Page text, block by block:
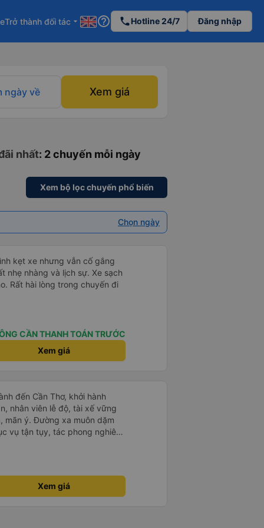
Trở thành đối tác arrow_drop_down help_outline phoneHotline 24/7 Đăng nhập
ngày về Xem giá
nhất: 2 chuyến mỗi ngày
Xem bộ lọc chuyến phổ biến
Chọn ngày
kẹt xe nhưng vẫn cố gắng
nhẹ nhàng và lịch sự. Xe sạch
Rất hài lòng trong chuyến đi
CẦN THANH TOÁN TRƯỚC
Xem giá
đến Cần Thơ, khởi hành
nhân viên lễ độ, tài xế vững
vụ tận tụy, tác phong nghiêm
Xem giá